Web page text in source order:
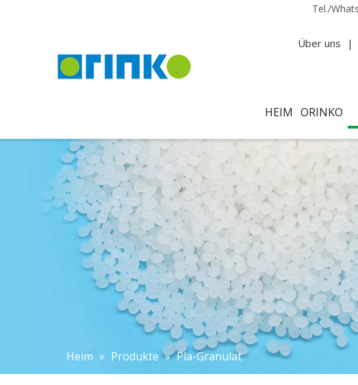
Tel./
Über uns |
HEIM ORINKO
Heim » Produkte » Pla-Granulat